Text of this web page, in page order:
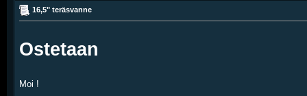
16,5" teräsvanne
Ostetaan
Moi !